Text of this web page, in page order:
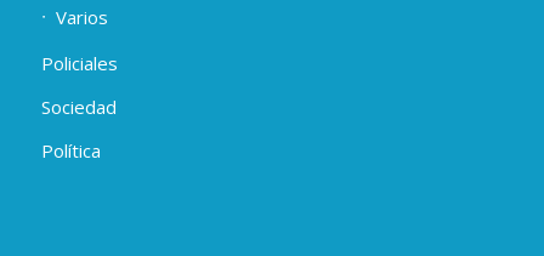
Varios
Policiales
Sociedad
Política